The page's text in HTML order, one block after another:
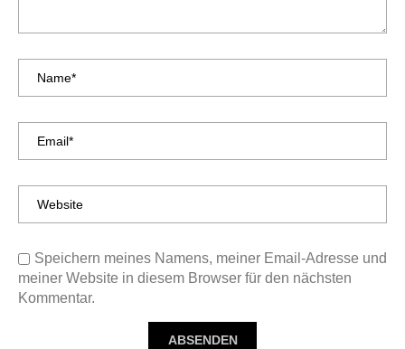
Speichern meines Namens, meiner Email-Adresse und
meiner Website in diesem Browser für den nächsten
Kommentar.